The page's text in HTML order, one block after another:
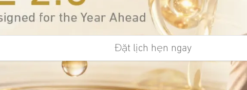
Đặt lịch hẹn ngay